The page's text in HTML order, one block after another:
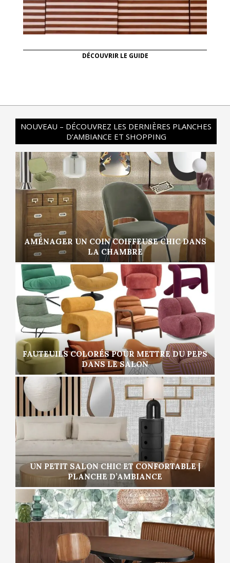
DÉCOUVRIR LE GUIDE
NOUVEAU – DÉCOUVREZ LES DERNIÈRES PLANCHES
D’AMBIANCE ET SHOPPING
AMÉNAGER UN COIN COIFFEUSE CHIC DANS
LA CHAMBRE
FAUTEUILS COLORÉS POUR METTRE DU PEPS
DANS LE SALON
UN PETIT SALON CHIC ET CONFORTABLE |
PLANCHE D’AMBIANCE